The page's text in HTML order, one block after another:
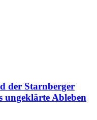
der Starnberger
ungeklärte Ableben